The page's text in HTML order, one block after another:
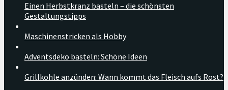
Einen Herbstkranz basteln – die schönsten
Gestaltungstipps
Maschinenstricken als Hobby
Adventsdeko basteln: Schöne Ideen
Grillkohle anzünden: Wann kommt das Fleisch aufs Rost?